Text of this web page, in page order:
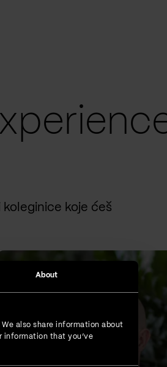
About
also share information about
information that you’ve
koleginice koje ćeš